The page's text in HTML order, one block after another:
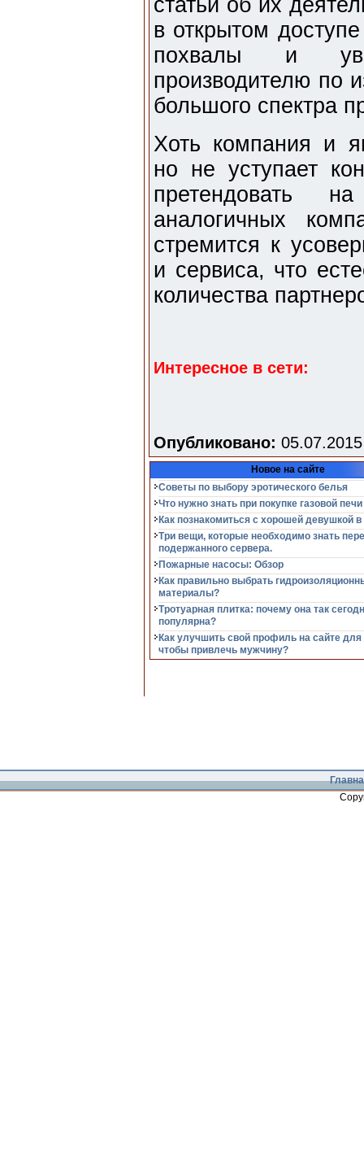
статьи об их
в открытом
похвалы и
производителю по
большого спектра
Хоть компания и
но не уступает
претендовать
аналогичных
стремится к
и сервиса, что
количества
Интересное в сети:
Опубликовано:
Новое на сайте
Советы по выбору эротического белья
Что нужно знать при покупке газовой печи
Как познакомиться с хорошей девушкой в
Три вещи, которые необходимо знать
подержанного сервера.
Пожарные насосы: Обзор
Как правильно выбрать
материалы?
Тротуарная плитка: почему она так
популярна?
Как улучшить свой профиль на сайте для
чтобы привлечь мужчину?